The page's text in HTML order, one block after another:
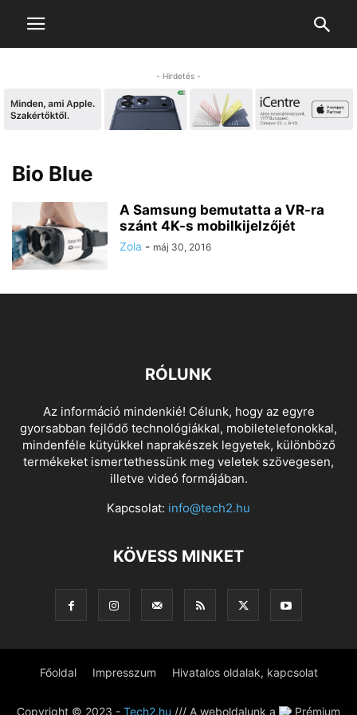
- Hirdetés -
Bio Blue
A Samsung bemutatta a VR-ra
szánt 4K-s mobilkijelzőjét
Zola - máj 30, 2016
RÓLUNK
Az információ mindenkié! Célunk, hogy az egyre
gyorsabban fejlődő technológiákkal, mobiletelefonokkal,
mindenféle kütyükkel naprakészek legyetek, különböző
termékeket ismertethessünk meg veletek szövegesen,
illetve videó formájában.
Kapcsolat: info@tech2.hu
KÖVESS MINKET
Főoldal Impresszum Hivatalos oldalak, kapcsolat
Copyright © 2023 - Tech2.hu /// A weboldalunk a Prémium